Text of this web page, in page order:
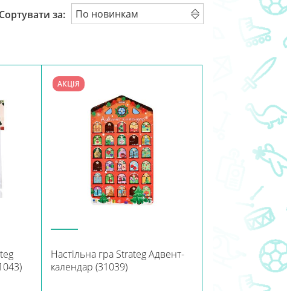
Сортувати за:
АКЦІЯ
Настільна гра Strateg Адвент-
календар (31039)